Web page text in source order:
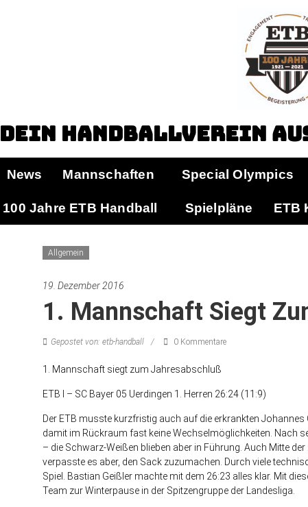
Dein Handballverein
News Mannschaften Special Olympics
100 Jahre ETB Handball Spielpläne ETB
Allgemein
19. Dezember 2016
1. Mannschaft Siegt
Gepostet von: etb-handball 0 Kommentare
1. Mannschaft siegt zum Jahresabschluß
ETB I – SC Bayer 05 Uerdingen 1. Herren 26:24 (11:9)
Der ETB musste kurzfristig auch auf die erkrankten
damit im Rückraum fast keine Wechselmöglichkeiten. Nach
– die Schwarz-Weißen blieben aber in Führung. Auch Mitte
verpasste es aber, den Sack zuzumachen. Durch viele
Spiel. Bastian Geißler machte mit dem 26:23 alles klar. Mit
Team zur Winterpause in der Spitzengruppe der Landesliga.